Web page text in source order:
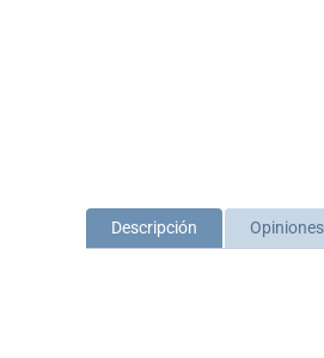
Descripción Opiniones